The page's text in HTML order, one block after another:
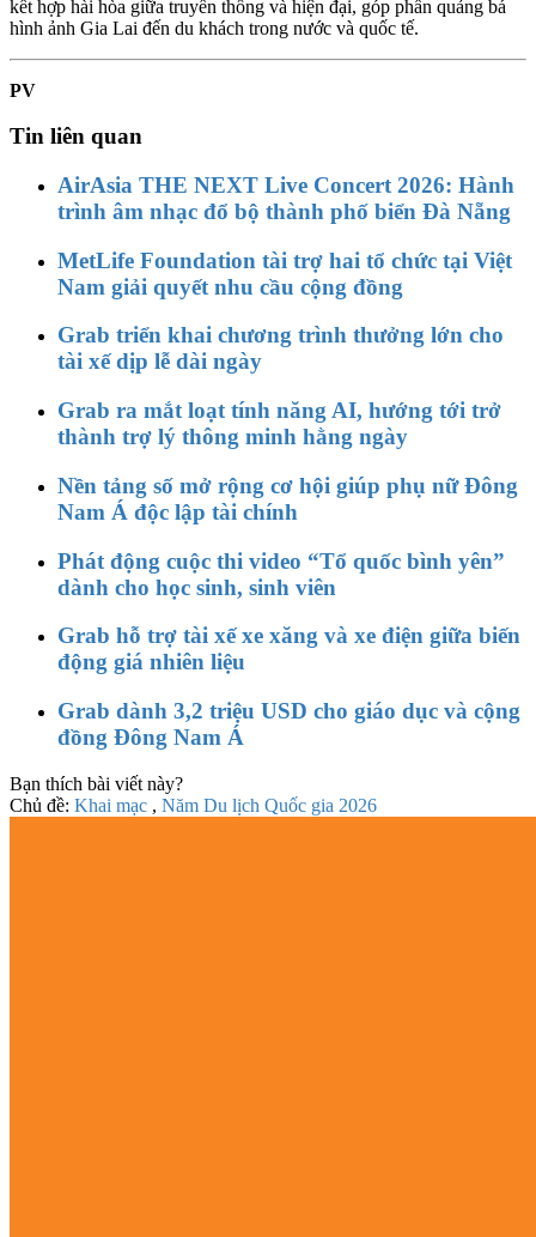
kết hợp hài hòa giữa truyền thống và hiện đại, góp phần quảng bá
hình ảnh Gia Lai đến du khách trong nước và quốc tế.
PV
Tin liên quan
AirAsia THE NEXT Live Concert 2026: Hành
trình âm nhạc đổ bộ thành phố biển Đà Nẵng
MetLife Foundation tài trợ hai tổ chức tại Việt
Nam giải quyết nhu cầu cộng đồng
Grab triển khai chương trình thưởng lớn cho
tài xế dịp lễ dài ngày
Grab ra mắt loạt tính năng AI, hướng tới trở
thành trợ lý thông minh hằng ngày
Nền tảng số mở rộng cơ hội giúp phụ nữ Đông
Nam Á độc lập tài chính
Phát động cuộc thi video “Tổ quốc bình yên”
dành cho học sinh, sinh viên
Grab hỗ trợ tài xế xe xăng và xe điện giữa biến
động giá nhiên liệu
Grab dành 3,2 triệu USD cho giáo dục và cộng
đồng Đông Nam Á
Bạn thích bài viết này?
Chủ đề: Khai mạc , Năm Du lịch Quốc gia 2026